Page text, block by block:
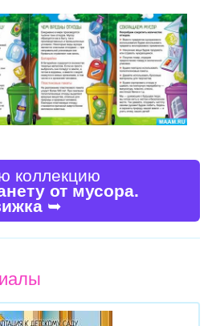
коллекцию
от мусора.
➥